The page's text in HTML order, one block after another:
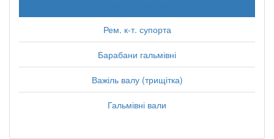
Рем. к-т. супорта
Барабани гальмівні
Важіль валу (трищітка)
Гальмівні вали